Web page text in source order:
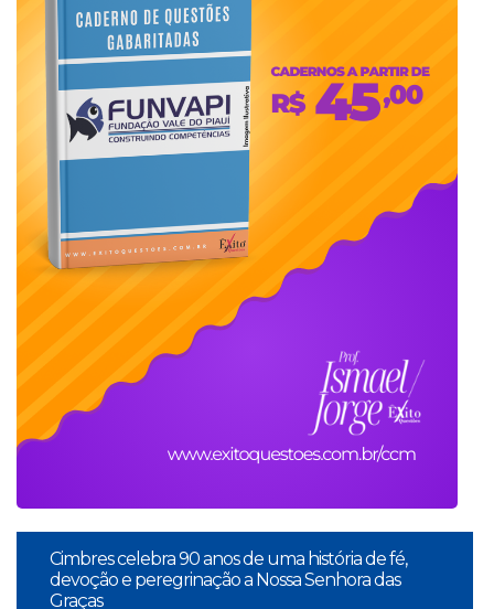
Cimbres celebra 90 anos de uma história de fé,
devoção e peregrinação a Nossa Senhora das
Graças